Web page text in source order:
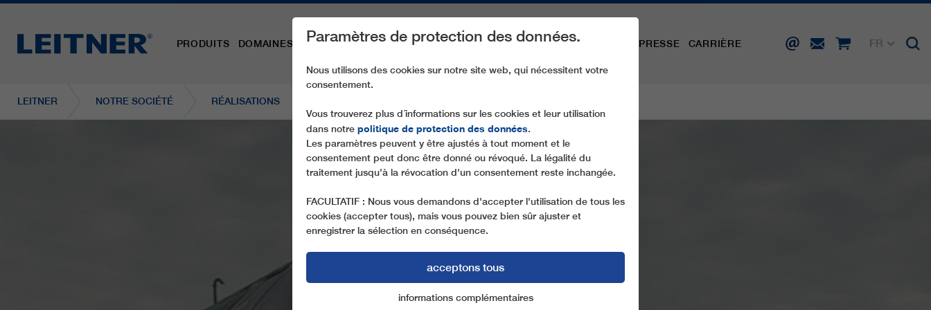
PRODUITS DOMAINES D´ACTIVITÉS PIÈCES DE RECHANGE SERVICE NOTRE SOCIÉTÉ PRESSE CARRIÈRE
FR
LEITNER NOTRE SOCIÉTÉ RÉALISATIONS
Paramètres de protection des données.
Nous utilisons des cookies sur notre site web, qui nécessitent votre
consentement.
Vous trouverez plus d´informations sur les cookies et leur utilisation
dans notre politique de protection des données.
Les paramètres peuvent y être ajustés à tout moment et le
consentement peut donc être donné ou révoqué. La légalité du
traitement jusqu'à la révocation d'un consentement reste inchangée.
FACULTATIF : Nous vous demandons d'accepter l'utilisation de tous les
cookies (accepter tous), mais vous pouvez bien sûr ajuster et
enregistrer la sélection en conséquence.
acceptons tous
cookies essentiels Marketing
informations complémentaires